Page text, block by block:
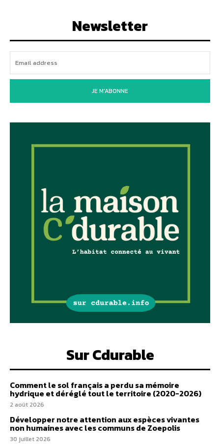
Newsletter
JE M'ABONNE
Sur Cdurable
Comment le sol français a perdu sa mémoire
hydrique et déréglé tout le territoire (2020-2026)
2 août 2026
Développer notre attention aux espèces vivantes
non humaines avec les communs de Zoepolis
30 juillet 2026